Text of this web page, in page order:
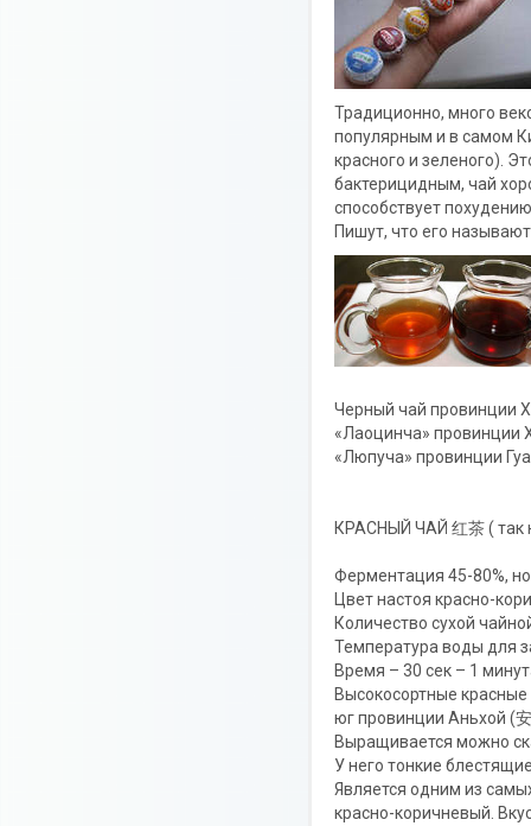
Традиционно, много
популярным и в самом
красного и зеленого).
бактерицидным, чай
способствует
Пишут, что его
Черный чай провинции
«Лаоцинча» провинции
«Люпуча» провинции
КРАСНЫЙ ЧАЙ 红茶 ( так
Ферментация 45-80%,
Цвет настоя красно-
Количество сухой
Температура воды для
Время – 30 сек – 1
Высокосортные
юг провинции Аньхой (
Выращивается можно
У него тонкие
Является одним из
красно-коричневый.